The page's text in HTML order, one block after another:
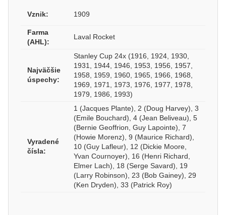
Vznik: 1909
Farma
(AHL):
Laval Rocket
Najväčšie
úspechy:
Stanley Cup 24x (1916, 1924, 1930,
1931, 1944, 1946, 1953, 1956, 1957,
1958, 1959, 1960, 1965, 1966, 1968,
1969, 1971, 1973, 1976, 1977, 1978,
1979, 1986, 1993)
Vyradené
čísla:
1 (Jacques Plante), 2 (Doug Harvey), 3
(Emile Bouchard), 4 (Jean Beliveau), 5
(Bernie Geoffrion, Guy Lapointe), 7
(Howie Morenz), 9 (Maurice Richard),
10 (Guy Lafleur), 12 (Dickie Moore,
Yvan Cournoyer), 16 (Henri Richard,
Elmer Lach), 18 (Serge Savard), 19
(Larry Robinson), 23 (Bob Gainey), 29
(Ken Dryden), 33 (Patrick Roy)